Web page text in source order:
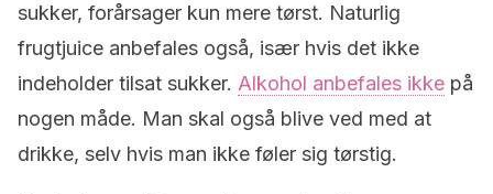
sukker, forårsager kun mere tørst. Naturlig
frugtjuice anbefales også, især hvis det ikke
indeholder tilsat sukker. Alkohol anbefales ikke på
nogen måde. Man skal også blive ved med at
drikke, selv hvis man ikke føler sig tørstig.